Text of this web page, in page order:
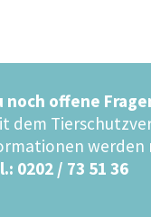
noch offene
0202 / 73 51 36